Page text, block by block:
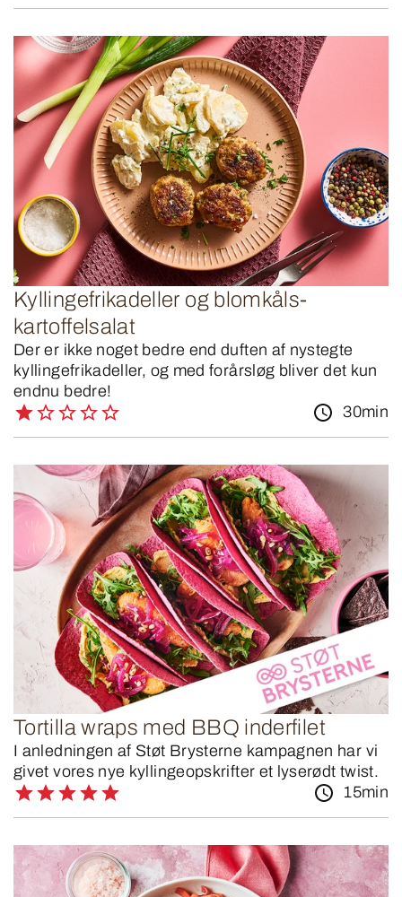
Kyllingefrikadeller og blomkåls-
kartoffelsalat
Der er ikke noget bedre end duften af nystegte
kyllingefrikadeller, og med forårsløg bliver det kun
endnu bedre!
30min
Tortilla wraps med BBQ inderfilet
I anledningen af Støt Brysterne kampagnen har vi
givet vores nye kyllingeopskrifter et lyserødt twist.
15min